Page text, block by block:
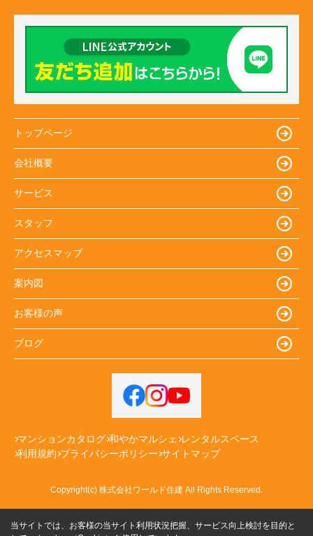
トップページ
会社概要
サービス
スタッフ
アクセスマップ
案内図
お客様の声
ブログ
マンションカタログ 和やかマルシェ レンタルスペース
利用規約 プライバシーポリシー サイトマップ
Copyright(c) 株式会社ワールド住建 All Rights Reserved.
当サイトでは、お客様の当サイト利用状況把握、サービス向上検討を目的と